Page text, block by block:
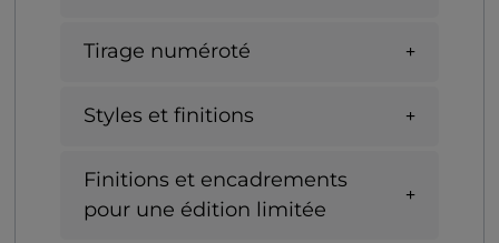
Tirage numéroté
Styles et finitions
Finitions et encadrements
pour une édition limitée